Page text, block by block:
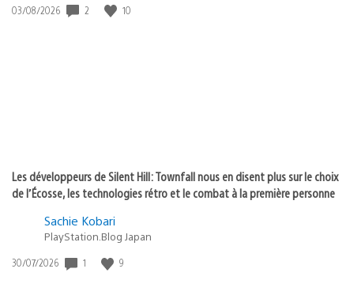
Date
03/08/2026 2 10
Les développeurs de Silent Hill: Townfall nous en disent plus sur le choix
de l’Écosse, les technologies rétro et le combat à la première personne
Sachie Kobari
PlayStation.Blog Japan
Date
30/07/2026 1 9